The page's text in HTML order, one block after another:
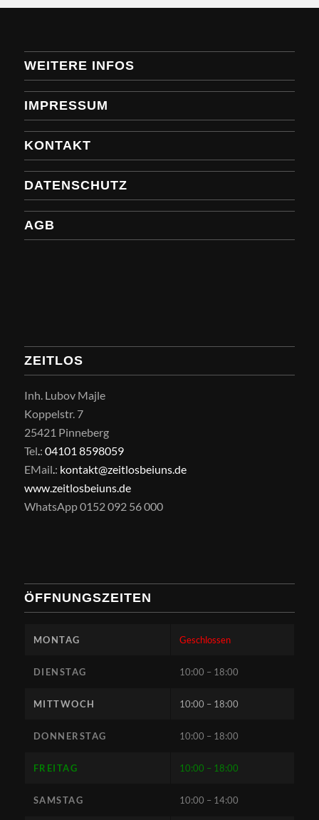
WEITERE INFOS
IMPRESSUM
KONTAKT
DATENSCHUTZ
AGB
ZEITLOS
Inh. Lubov Majle
Koppelstr. 7
25421 Pinneberg
Tel.: 04101 8598059
EMail.: kontakt@zeitlosbeiuns.de
www.zeitlosbeiuns.de
WhatsApp 0152 092 56 000
ÖFFNUNGSZEITEN
MONTAG Geschlossen
DIENSTAG 10:00 – 18:00
MITTWOCH 10:00 – 18:00
DONNERSTAG 10:00 – 18:00
FREITAG 10:00 – 18:00
SAMSTAG 10:00 – 14:00